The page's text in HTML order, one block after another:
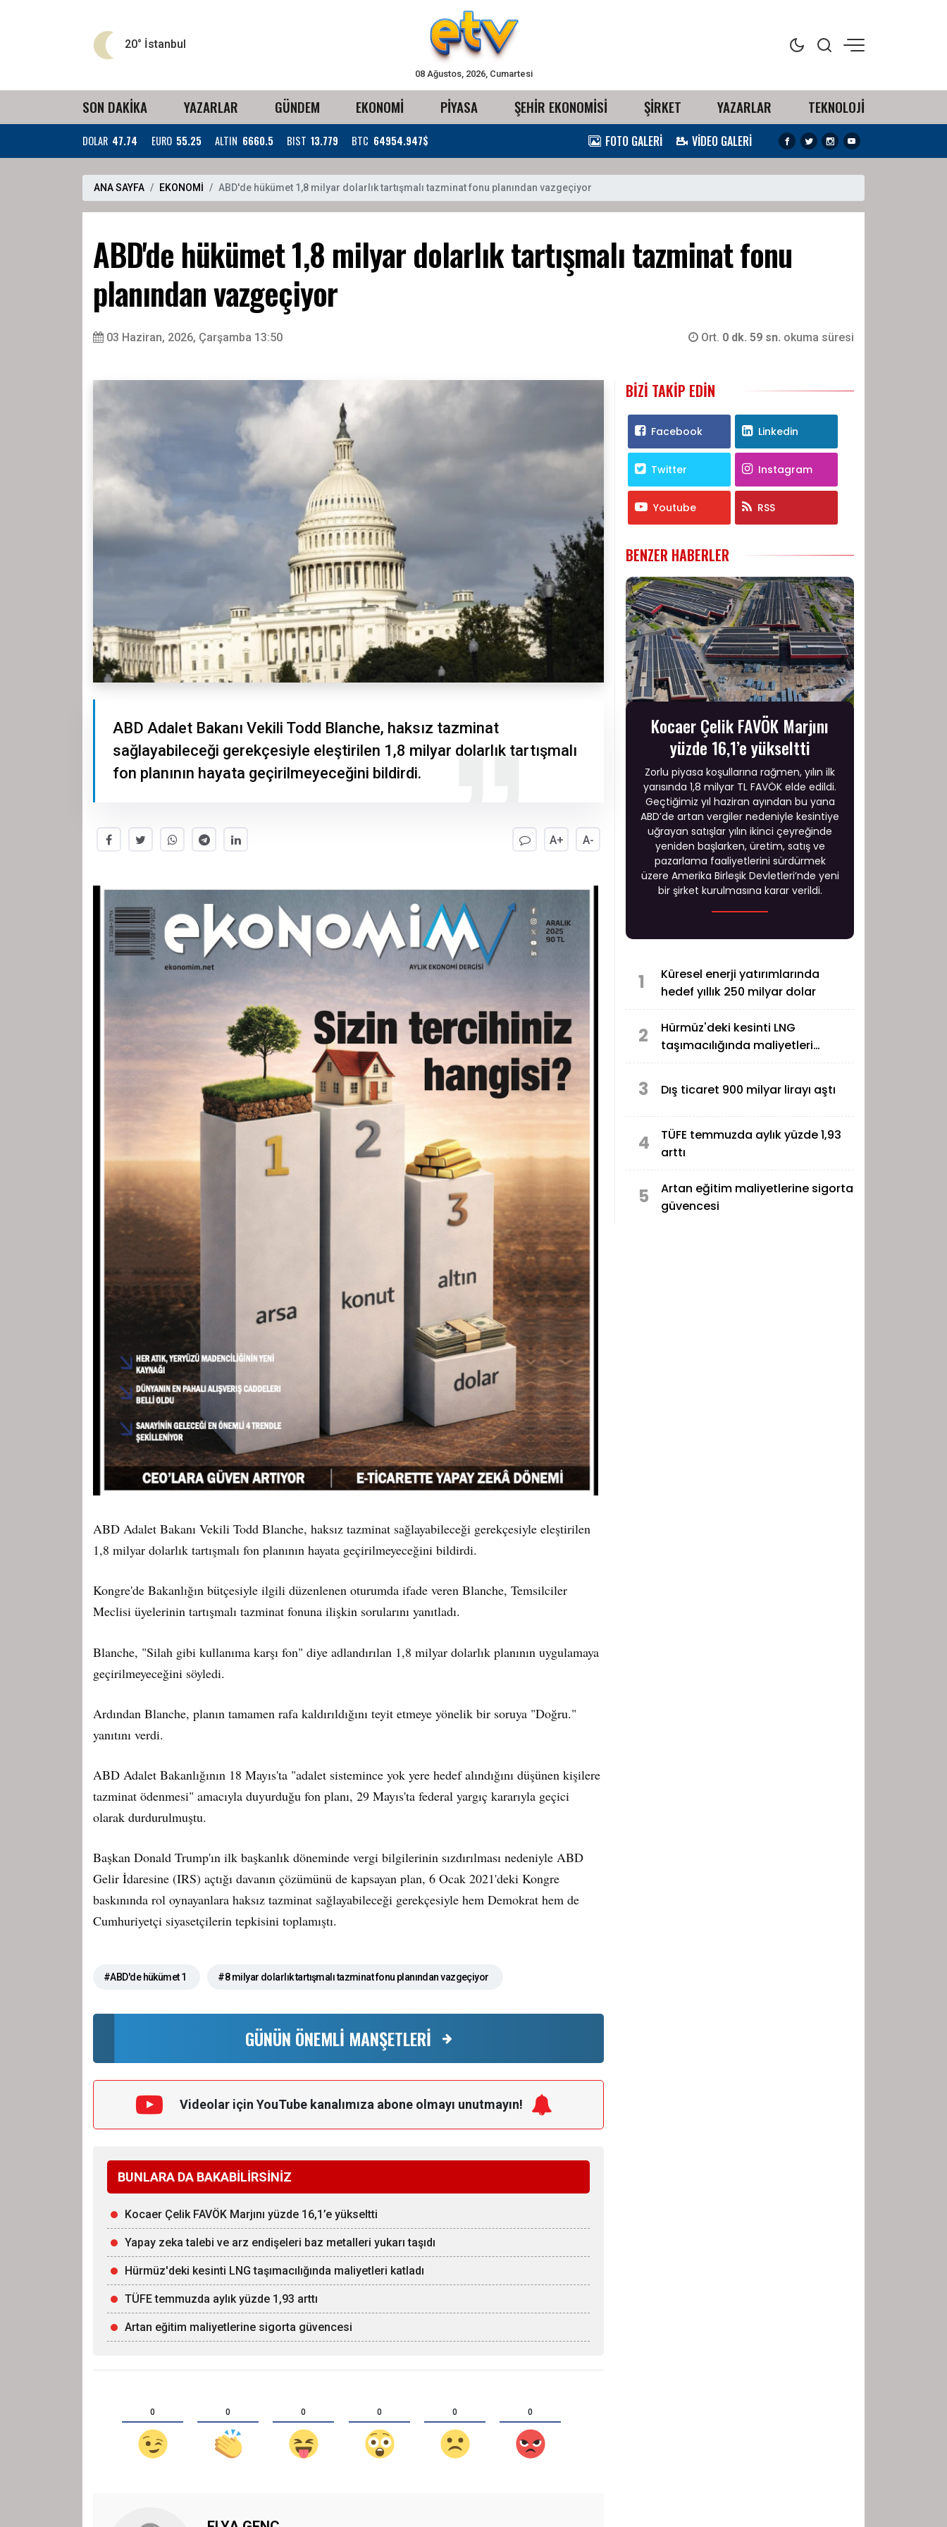
20° İstanbul
08 Ağustos, 2026, Cumartesi
SON DAKİKA YAZARLAR GÜNDEM EKONOMİ PİYASA ŞEHİR EKONOMİSİ ŞİRKET YAZARLAR TEKNOLOJİ
DOLAR 47.74 EURO 55.25 ALTIN 6660.5 BIST 13.779 BTC 64954.947$ FOTO GALERİ VİDEO GALERİ
ANA SAYFA EKONOMİ ABD'de hükümet 1,8 milyar dolarlık tartışmalı tazminat fonu planından vazgeçiyor
ABD'de hükümet 1,8 milyar dolarlık tartışmalı tazminat fonu
planından vazgeçiyor
03 Haziran, 2026, Çarşamba 13:50 Ort. 0 dk. 59 sn. okuma süresi
ABD Adalet Bakanı Vekili Todd Blanche, haksız tazminat
sağlayabileceği gerekçesiyle eleştirilen 1,8 milyar dolarlık tartışmalı
fon planının hayata geçirilmeyeceğini bildirdi.
A+ A-
ABD Adalet Bakanı Vekili Todd Blanche, haksız tazminat sağlayabileceği gerekçesiyle eleştirilen
1,8 milyar dolarlık tartışmalı fon planının hayata geçirilmeyeceğini bildirdi.
Kongre'de Bakanlığın bütçesiyle ilgili düzenlenen oturumda ifade veren Blanche, Temsilciler
Meclisi üyelerinin tartışmalı tazminat fonuna ilişkin sorularını yanıtladı.
Blanche, "Silah gibi kullanıma karşı fon" diye adlandırılan 1,8 milyar dolarlık planının uygulamaya
geçirilmeyeceğini söyledi.
Ardından Blanche, planın tamamen rafa kaldırıldığını teyit etmeye yönelik bir soruya "Doğru."
yanıtını verdi.
ABD Adalet Bakanlığının 18 Mayıs'ta "adalet sistemince yok yere hedef alındığını düşünen kişilere
tazminat ödenmesi" amacıyla duyurduğu fon planı, 29 Mayıs'ta federal yargıç kararıyla geçici
olarak durdurulmuştu.
Başkan Donald Trump'ın ilk başkanlık döneminde vergi bilgilerinin sızdırılması nedeniyle ABD
Gelir İdaresine (IRS) açtığı davanın çözümünü de kapsayan plan, 6 Ocak 2021'deki Kongre
baskınında rol oynayanlara haksız tazminat sağlayabileceği gerekçesiyle hem Demokrat hem de
Cumhuriyetçi siyasetçilerin tepkisini toplamıştı.
#ABD'de hükümet 1 #8 milyar dolarlık tartışmalı tazminat fonu planından vazgeçiyor
GÜNÜN ÖNEMLİ MANŞETLERİ
Videolar için YouTube kanalımıza abone olmayı unutmayın!
BUNLARA DA BAKABİLİRSİNİZ
Kocaer Çelik FAVÖK Marjını yüzde 16,1’e yükseltti
Yapay zeka talebi ve arz endişeleri baz metalleri yukarı taşıdı
Hürmüz'deki kesinti LNG taşımacılığında maliyetleri katladı
TÜFE temmuzda aylık yüzde 1,93 arttı
Artan eğitim maliyetlerine sigorta güvencesi
0 0 0 0 0 0
BIZI TAKIP EDIN
Facebook Linkedin
Twitter Instagram
Youtube RSS
BENZER HABERLER
Kocaer Çelik FAVÖK Marjını
yüzde 16,1’e yükseltti
Zorlu piyasa koşullarına rağmen, yılın ilk
yarısında 1,8 milyar TL FAVÖK elde edildi.
Geçtiğimiz yıl haziran ayından bu yana
ABD’de artan vergiler nedeniyle kesintiye
uğrayan satışlar yılın ikinci çeyreğinde
yeniden başlarken, üretim, satış ve
pazarlama faaliyetlerini sürdürmek
üzere Amerika Birleşik Devletleri’nde yeni
bir şirket kurulmasına karar verildi.
1
Küresel enerji yatırımlarında
hedef yıllık 250 milyar dolar
2
Hürmüz'deki kesinti LNG
taşımacılığında maliyetleri
3 Dış ticaret 900 milyar lirayı aştı
4
TÜFE temmuzda aylık yüzde 1,93
arttı
5
Artan eğitim maliyetlerine sigorta
güvencesi